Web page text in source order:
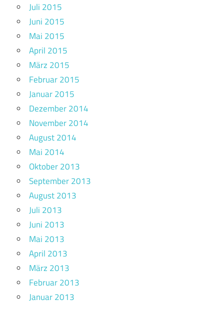
Juli 2015
Juni 2015
Mai 2015
April 2015
März 2015
Februar 2015
Januar 2015
Dezember 2014
November 2014
August 2014
Mai 2014
Oktober 2013
September 2013
August 2013
Juli 2013
Juni 2013
Mai 2013
April 2013
März 2013
Februar 2013
Januar 2013